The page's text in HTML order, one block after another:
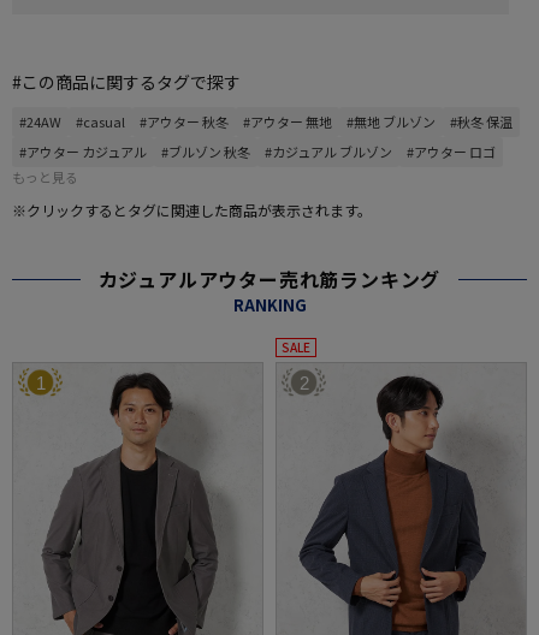
#この商品に関するタグで探す
#24AW #casual #アウター 秋冬 #アウター 無地 #無地 ブルゾン
#秋冬 保温
#アウター カジュアル
#ブルゾン 秋冬 #カジュアル ブルゾン
#アウター ロゴ
もっと見る
※クリックするとタグに関連した商品が表示されます。
カジュアルアウター売れ筋ランキング
RANKING
1
SALE
2